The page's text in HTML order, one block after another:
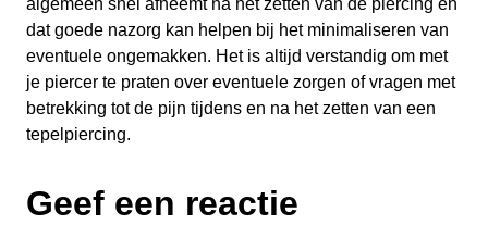
algemeen snel afneemt na het zetten van de piercing en
dat goede nazorg kan helpen bij het minimaliseren van
eventuele ongemakken. Het is altijd verstandig om met
je piercer te praten over eventuele zorgen of vragen met
betrekking tot de pijn tijdens en na het zetten van een
tepelpiercing.
Geef een reactie